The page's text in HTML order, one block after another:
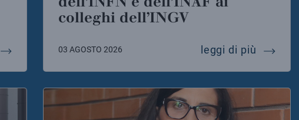
al largo della sicilia torna il canto delle balene
colleghi dell’INGV
03 AGOSTO 2026 leggi di più